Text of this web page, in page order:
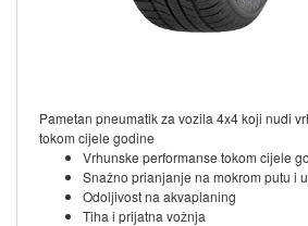
Pametan pneumatik za vozila 4x4 koji nudi
tokom cijele godine
Vrhunske performanse tokom cijele
Snažno prianjanje na mokrom putu i
Odoljivost na akvaplaning
Tiha i prijatna vožnja